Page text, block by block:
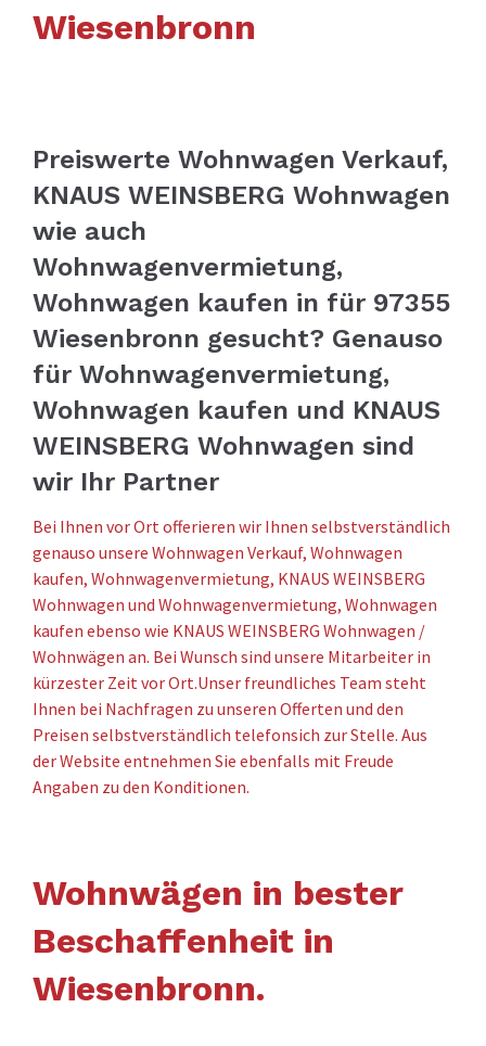
Wiesenbronn
Preiswerte Wohnwagen Verkauf,
KNAUS WEINSBERG Wohnwagen
wie auch
Wohnwagenvermietung,
Wohnwagen kaufen in für 97355
Wiesenbronn gesucht? Genauso
für Wohnwagenvermietung,
Wohnwagen kaufen und KNAUS
WEINSBERG Wohnwagen sind
wir Ihr Partner
Bei Ihnen vor Ort offerieren wir Ihnen selbstverständlich
genauso unsere Wohnwagen Verkauf, Wohnwagen
kaufen, Wohnwagenvermietung, KNAUS WEINSBERG
Wohnwagen und Wohnwagenvermietung, Wohnwagen
kaufen ebenso wie KNAUS WEINSBERG Wohnwagen /
Wohnwägen an. Bei Wunsch sind unsere Mitarbeiter in
kürzester Zeit vor Ort.Unser freundliches Team steht
Ihnen bei Nachfragen zu unseren Offerten und den
Preisen selbstverständlich telefonsich zur Stelle. Aus
der Website entnehmen Sie ebenfalls mit Freude
Angaben zu den Konditionen.
Wohnwägen in bester
Beschaffenheit in
Wiesenbronn.